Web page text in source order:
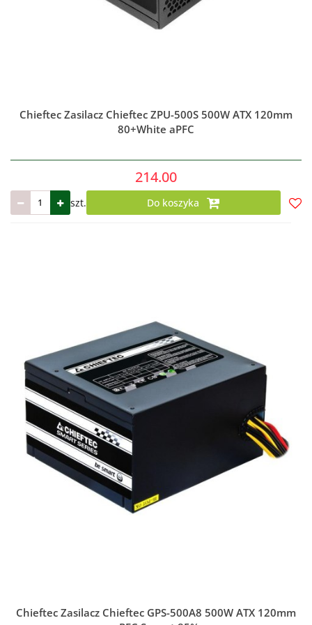
Chieftec Zasilacz Chieftec ZPU-500S 500W ATX 120mm
80+White aPFC
214.00
szt. Do koszyka
Chieftec Zasilacz Chieftec GPS-500A8 500W ATX 120mm